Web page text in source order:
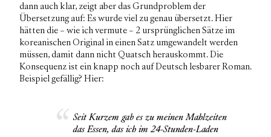
dann auch klar, zeigt aber das Grundproblem der
Übersetzung auf: Es wurde viel zu genau übersetzt. Hier
hätten die – wie ich vermute – 2 ursprünglichen Sätze im
koreanischen Original in einen Satz umgewandelt werden
müssen, damit dann nicht Quatsch herauskommt. Die
Konsequenz ist ein knapp noch auf Deutsch lesbarer Roman.
Beispiel gefällig? Hier:
Seit Kurzem gab es zu meinen Mahlzeiten
das Essen, das ich im 24-Stunden-Laden